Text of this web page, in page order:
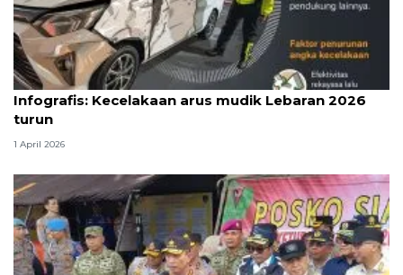
Infografik
Infografis: Kecelakaan arus mudik Lebaran 2026
turun
1 April 2026